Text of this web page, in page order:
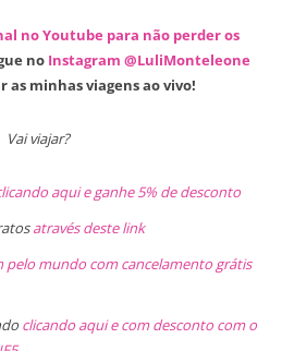
no Youtube para não perder os
no Instagram @LuliMonteleone
as minhas viagens ao vivo!
Vai viajar?
aqui e ganhe 5% de desconto
através deste link
pelo mundo com cancelamento grátis
clicando aqui e com desconto com o